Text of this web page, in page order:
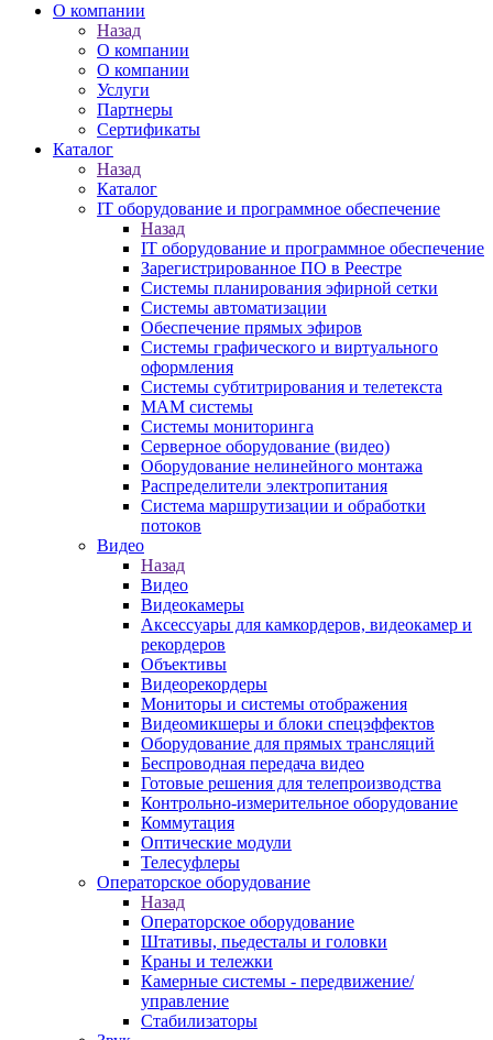
О компании
Назад
О компании
О компании
Услуги
Партнеры
Сертификаты
Каталог
Назад
Каталог
IT оборудование и программное обеспечение
Назад
IT оборудование и программное обеспечение
Зарегистрированное ПО в Реестре
Системы планирования эфирной сетки
Системы автоматизации
Обеспечение прямых эфиров
Системы графического и виртуального
оформления
Системы субтитрирования и телетекста
MAM системы
Системы мониторинга
Серверное оборудование (видео)
Оборудование нелинейного монтажа
Распределители электропитания
Система маршрутизации и обработки
потоков
Видео
Назад
Видео
Видеокамеры
Аксессуары для камкордеров, видеокамер и
рекордеров
Объективы
Видеорекордеры
Мониторы и системы отображения
Видеомикшеры и блоки спецэффектов
Оборудование для прямых трансляций
Беспроводная передача видео
Готовые решения для телепроизводства
Контрольно-измерительное оборудование
Коммутация
Оптические модули
Телесуфлеры
Операторское оборудование
Назад
Операторское оборудование
Штативы, пьедесталы и головки
Краны и тележки
Камерные системы - передвижение/
управление
Стабилизаторы